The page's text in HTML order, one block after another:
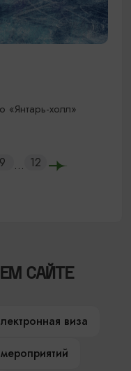
«Янтарь-холл»
9 ... 12
САЙТЕ
виза